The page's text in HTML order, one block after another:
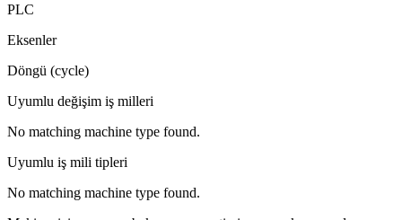
PLC
Eksenler
Döngü (cycle)
Uyumlu değişim iş milleri
No matching machine type found.
Uyumlu iş mili tipleri
No matching machine type found.